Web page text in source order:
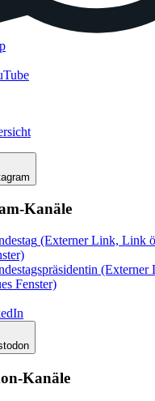
Kanäle
(Externer Link, Link
(Externer
Fenster)
Kanäle